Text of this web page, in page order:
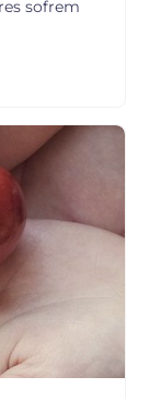
sofrem